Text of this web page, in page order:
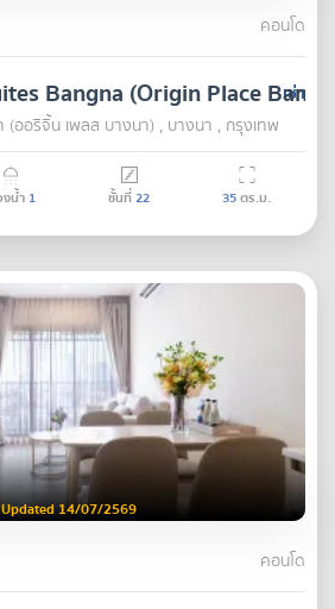
คอนโด
เช่า
Bangna (Origin Place
(ออริจิ้น เพลส บางนา) , บางนา , กรุงเทพ
น้ำ 1 ชั้นที่22 35ตร.ม.
Updated 14/07/2569
คอนโด